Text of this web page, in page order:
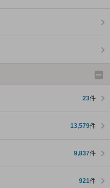
23件
13,579件
9,837件
921件